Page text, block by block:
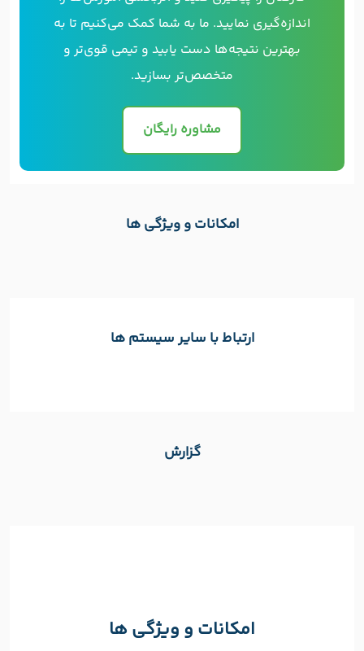
اندازه‌گیری نمایید. ما به شما کمک می‌کنیم تا به
بهترین نتیجه‌ها دست یابید و تیمی قوی‌تر و
متخصص‌تر بسازید.
مشاوره رایگان
امکانات و ویژگی ها
ارتباط با سایر سیستم ها
گزارش
امکانات و ویژگی ها